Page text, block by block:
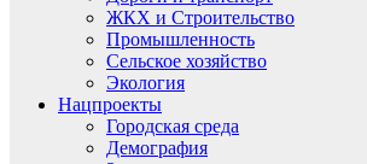
ЖКХ и Строительство
Промышленность
Сельское хозяйство
Экология
Нацпроекты
Городская среда
Демография